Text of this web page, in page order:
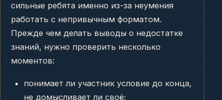
сильные ребята именно из-за неумения
работать с непривычным форматом.
Прежде чем делать выводы о недостатке
знаний, нужно проверить несколько
моментов:
понимает ли участник условие до конца,
не домысливает ли своё;